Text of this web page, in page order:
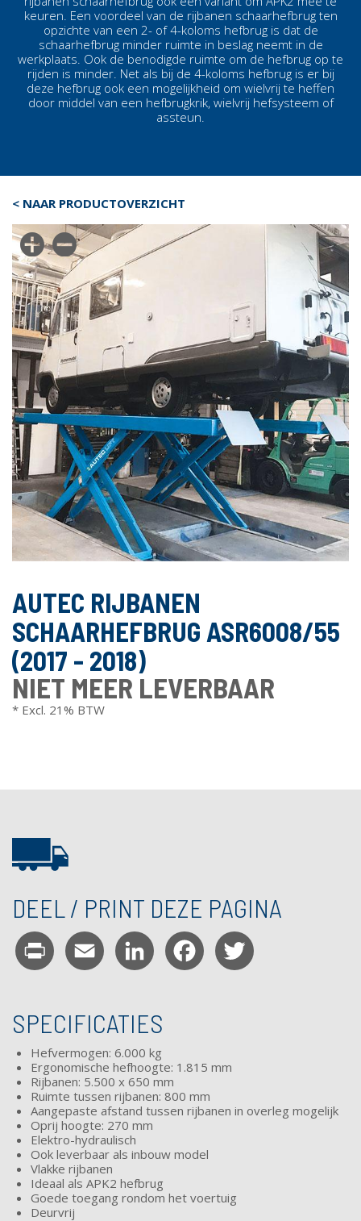
keuren. Een voordeel van de rijbanen schaarhefbrugten
opzichte van een 2- of4-koloms hefbrug is dat de
schaarhefbrug minder ruimte in beslag neemt in de
werkplaats. Ook de benodigde ruimte om de hefbrug op te
rijden is minder. Net als bij de 4-koloms hefbrug is er bij
deze hefbrug ook een mogelijkheid om wielvrij te heffen
door middel van een hefbrugkrik, wielvrij hefsysteem of
assteun.
< NAAR PRODUCTOVERZICHT
AUTEC RIJBANEN
SCHAARHEFBRUG ASR6008/55
(2017 - 2018)
NIET MEER LEVERBAAR
* Excl. 21% BTW
DEEL / PRINT DEZE PAGINA
Print Email LinkedInFacebook
SPECIFICATIES
Hefvermogen: 6.000 kg
Ergonomische hefhoogte: 1.815 mm
Rijbanen: 5.500 x 650 mm
Ruimte tussen rijbanen: 800 mm
Aangepaste afstand tussen rijbanen in overleg mogelijk
Oprij hoogte: 270 mm
Elektro-hydraulisch
Ook leverbaar als inbouw model
Vlakke rijbanen
Ideaal als APK2 hefbrug
Goede toegang rondom het voertuig
Deurvrij